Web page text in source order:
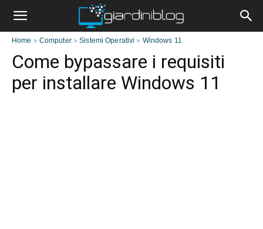
Home » Computer»Sistemi Operativi » Windows 11
Come bypassare i requisiti
per installare Windows 11